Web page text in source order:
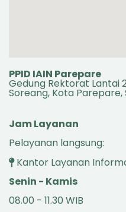
PPID IAIN Parepare
Gedung Rektorat Lantai
Soreang, Kota Parepare,
Jam Layanan
Pelayanan langsung:
Kantor Layanan
Senin - Kamis
08.00 - 11.30 WIB